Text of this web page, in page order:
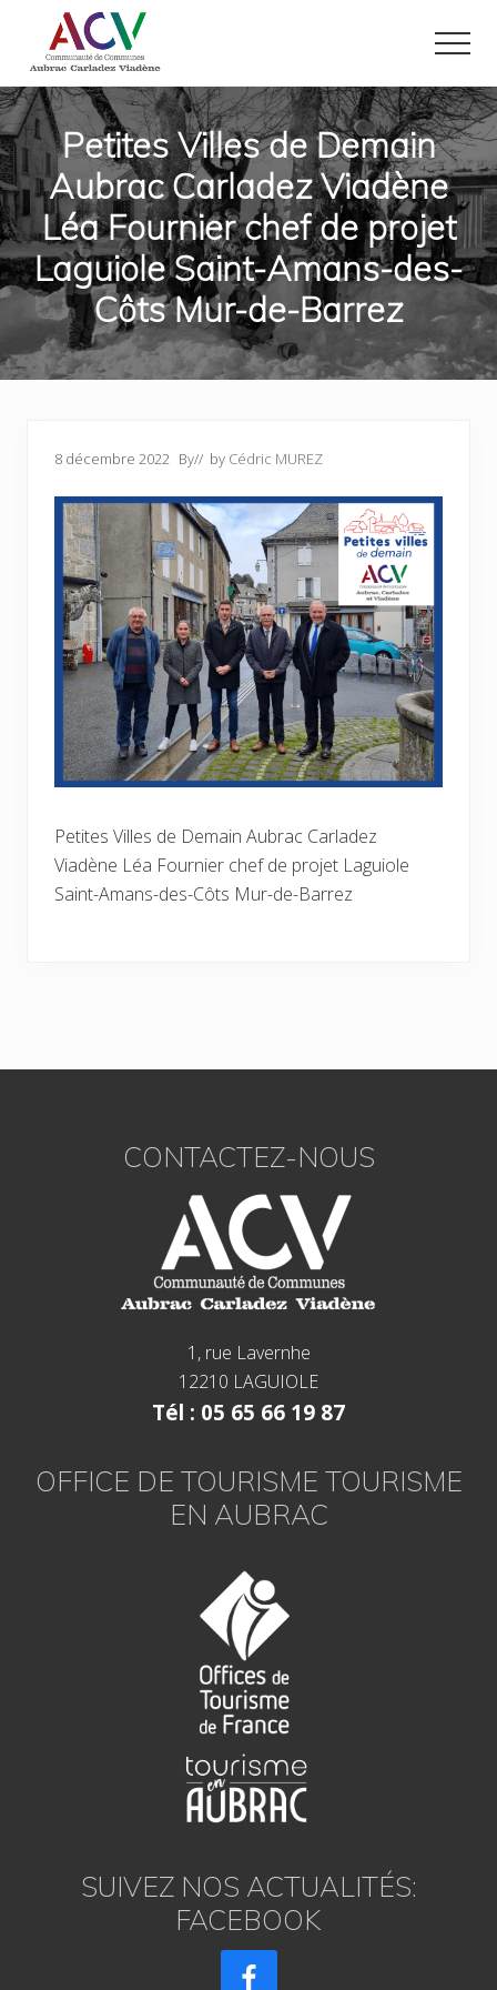
contenu
principal
pied
de
page
Site
officiel
de
la
Communauté
de
Communes
Aubrac
Carladez
Viadène
dans
nord
de
Petites Villes de Demain
Aubrac Carladez Viadène
Léa Fournier chef de projet
Laguiole Saint-Amans-des-
Côts Mur-de-Barrez
8 décembre 2022 By// by Cédric MUREZ
Petites Villes de Demain Aubrac Carladez
Viadène Léa Fournier chef de projet Laguiole
Saint-Amans-des-Côts Mur-de-Barrez
CONTACTEZ-NOUS
1, rue Lavernhe
12210 LAGUIOLE
Tél : 05 65 66 19 87
OFFICE DE TOURISME TOURISME
EN AUBRAC
SUIVEZ NOS ACTUALITÉS:
FACEBOOK